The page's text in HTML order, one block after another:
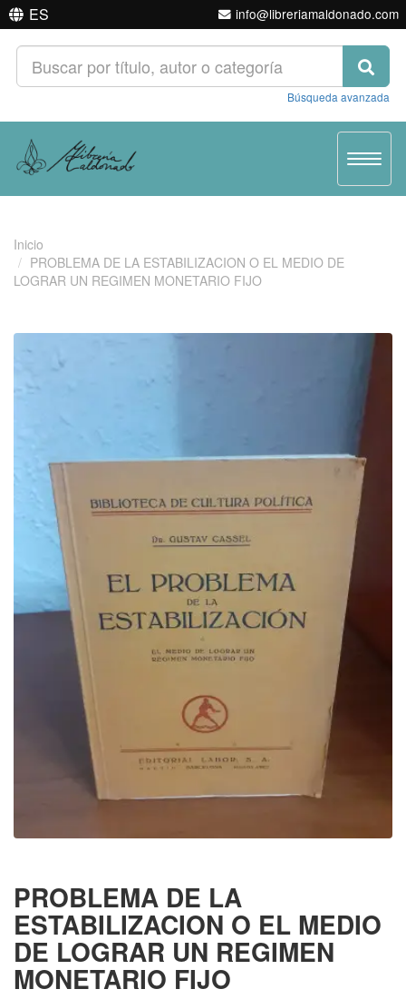
ES info@libreriamaldonado.com
Búsqueda avanzada
Inicio
PROBLEMA DE LA ESTABILIZACION O EL MEDIO DE
LOGRAR UN REGIMEN MONETARIO FIJO
PROBLEMA DE LA
ESTABILIZACION O EL MEDIO
DE LOGRAR UN REGIMEN
MONETARIO FIJO